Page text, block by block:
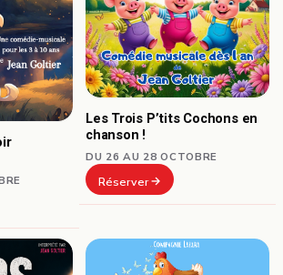
Les Trois P’tits Cochons en
chanson !
DU 26 AU 28 OCTOBRE
Réserver